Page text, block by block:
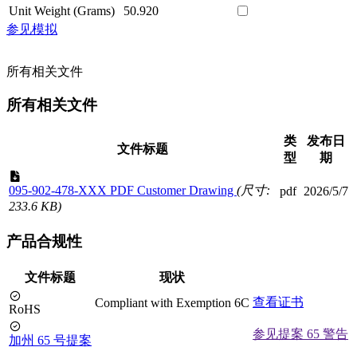
Unit Weight (Grams)
50.920
参见模拟
所有相关文件
所有相关文件
文件标题
类
型
发布日
期
095-902-478-XXX PDF Customer Drawing (尺寸:
233.6 KB)
pdf 2026/5/7
产品合规性
文件标题 现状
RoHS Compliant with Exemption 6C 查看证书
加州 65 号提案
参见提案 65 警告